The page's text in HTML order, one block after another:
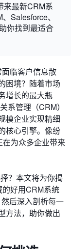
来最新CRM系
Salesforce、
你找到最适合
临客户信息散
困境？随着市场
增长的最大瓶
系管理（CRM）
模企业实现精细
核心引擎。像纷
为众多企业带来
？本文将为你揭
的好用CRM系统
后深入剖析每一
方法，助你做出